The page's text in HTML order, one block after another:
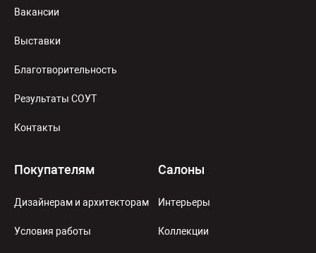
Вакансии
Выставки
Благотворительность
Результаты СОУТ
Контакты
Покупателям
Дизайнерам и архитекторам
Условия работы
Салоны
Интерьеры
Коллекции